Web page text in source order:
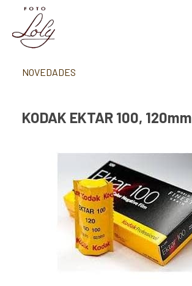
NOVEDADES
KODAK EKTAR 100, 120mm